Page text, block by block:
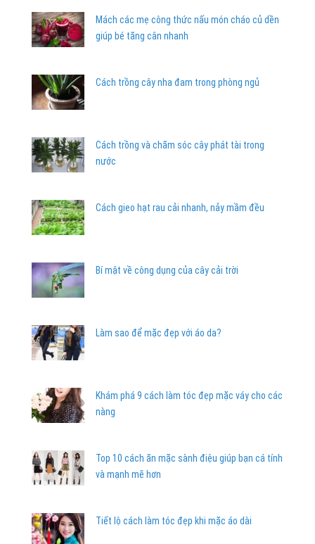
Mách các mẹ công thức nấu món cháo củ dền
giúp bé tăng cân nhanh
Cách trồng cây nha đam trong phòng ngủ
Cách trồng và chăm sóc cây phát tài trong
nước
Cách gieo hạt rau cải nhanh, nảy mầm đều
Bí mật về công dụng của cây cải trời
Làm sao để mặc đẹp với áo da?
Khám phá 9 cách làm tóc đẹp mặc váy cho các
nàng
Top 10 cách ăn mặc sành điệu giúp bạn cá tính
và mạnh mẽ hơn
Tiết lộ cách làm tóc đẹp khi mặc áo dài